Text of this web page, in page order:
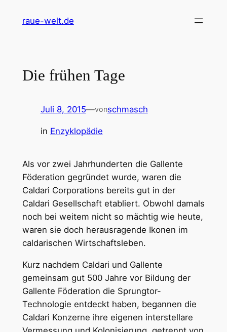
Inhaltraue-welt.de
Die frühen Tage
Juli 8, 2015—vonschmasch
in Enzyklopädie
Als vor zwei Jahrhunderten die Gallente
Föderation gegründet wurde, waren die
Caldari Corporations bereits gut in der
Caldari Gesellschaft etabliert. Obwohl damals
noch bei weitem nicht so mächtig wie heute,
waren sie doch herausragende Ikonen im
caldarischen Wirtschaftsleben.
Kurz nachdem Caldari und Gallente
gemeinsam gut 500 Jahre vor Bildung der
Gallente Föderation die Sprungtor-
Technologie entdeckt haben, begannen die
Caldari Konzerne ihre eigenen interstellare